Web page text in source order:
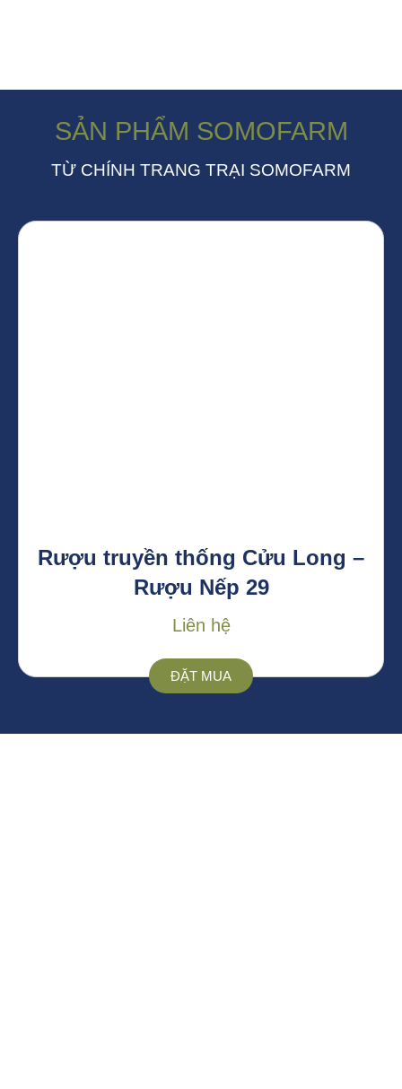
SẢN PHẨM SOMOFARM
TỪ CHÍNH TRANG TRẠI SOMOFARM
Rượu truyền thống Cửu Long –
Rượu Nếp 29
Liên hệ
ĐẶT MUA